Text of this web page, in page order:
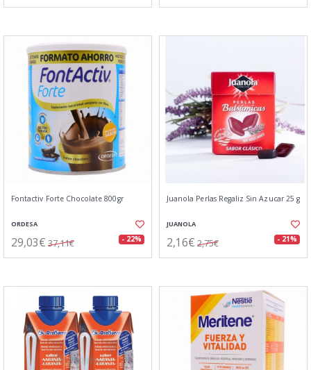
Fontactiv Forte Chocolate 800gr
ORDESA
29,03€ 37,11€ - 22%
Juanola Perlas Regaliz Sin Azucar 25 g
JUANOLA
2,16€ 2,75€ - 21%